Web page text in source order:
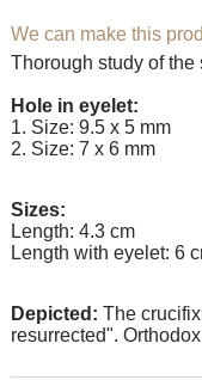
contact You.
Any pendant can be
We can make this
Thorough study of the
Hole in eyelet:
1. Size: 9.5 х 5 mm
2. Size: 7 х 6 mm
Sizes:
Length: 4.3 cm
Length with eyelet: 6
Depicted: The
resurrected".